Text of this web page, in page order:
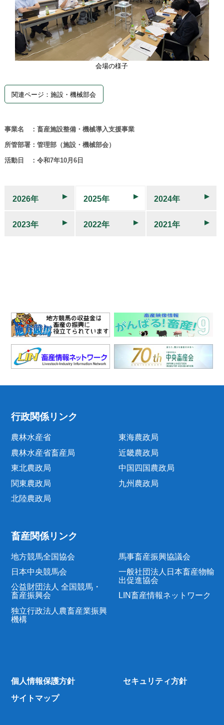
会場の様子
関連ページ：施設・機械部会
事業名 ：畜産施設整備・機械導入支援事業
所管部署：管理部（施設・機械部会）
活動日 ：令和7年10月6日
2026年 2025年 2024年
2023年 2022年 2021年
行政関係リンク
農林水産省
農林水産省畜産局
東北農政局
関東農政局
北陸農政局
東海農政局
近畿農政局
中国四国農政局
九州農政局
畜産関係リンク
地方競馬全国協会
日本中央競馬会
公益財団法人 全国競馬・
畜産振興会
独立行政法人農畜産業振興
機構
馬事畜産振興協議会
一般社団法人日本畜産物輸
出促進協会
LIN畜産情報ネットワーク
個人情報保護方針 セキュリティ方針
サイトマップ